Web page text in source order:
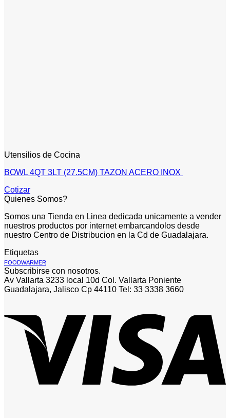
Utensilios de Cocina
BOWL 4QT 3LT (27.5CM) TAZON ACERO INOX
Cotizar
Quienes Somos?
Somos una Tienda en Linea dedicada unicamente a vender
nuestros productos por internet embarcandolos desde
nuestro Centro de Distribucion en la Cd de Guadalajara.
Etiquetas
FOODWARMER
Subscribirse con nosotros.
Av Vallarta 3233 local 10d Col. Vallarta Poniente
Guadalajara, Jalisco Cp 44110 Tel: 33 3338 3660